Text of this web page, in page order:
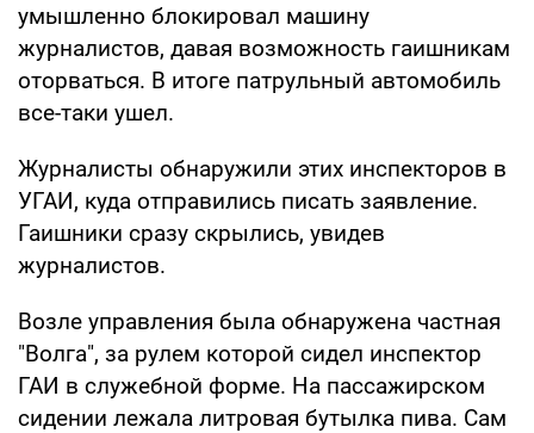
умышленно блокировал машину
журналистов, давая возможность гаишникам
оторваться. В итоге патрульный автомобиль
все-таки ушел.
Журналисты обнаружили этих инспекторов в
УГАИ, куда отправились писать заявление.
Гаишники сразу скрылись, увидев
журналистов.
Возле управления была обнаружена частная
"Волга", за рулем которой сидел инспектор
ГАИ в служебной форме. На пассажирском
сидении лежала литровая бутылка пива. Сам